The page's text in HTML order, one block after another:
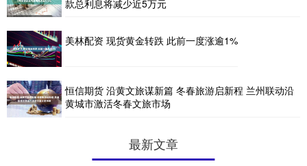
款总利息将减少近5万元
美林配资 现货黄金转跌 此前一度涨逾1%
恒信期货 沿黄文旅谋新篇 冬春旅游启新程 兰州联动沿
黄城市激活冬春文旅市场
最新文章